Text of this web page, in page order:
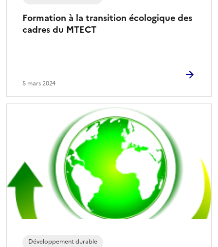
Formation à la transition écologique des
cadres du MTECT
5 mars 2024
Développement durable